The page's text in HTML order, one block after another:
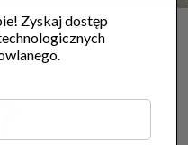
Zyskaj dostęp